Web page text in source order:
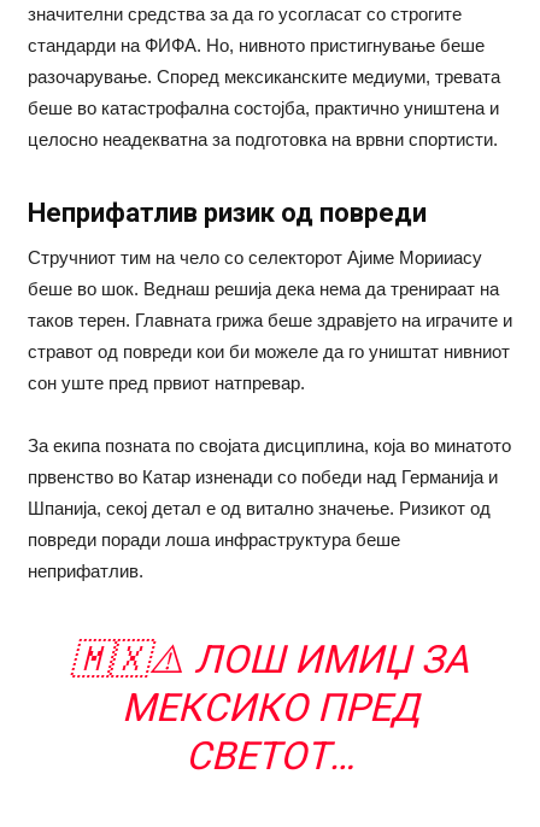
значителни средства за да го усогласат со строгите
стандарди на ФИФА. Но, нивното пристигнување беше
разочарување. Според мексиканските медиуми, тревата
беше во катастрофална состојба, практично уништена и
целосно неадекватна за подготовка на врвни спортисти.
Неприфатлив ризик од повреди
Стручниот тим на чело со селекторот Ајиме Морииасу
беше во шок. Веднаш решија дека нема да тренираат на
таков терен. Главната грижа беше здравјето на играчите и
стравот од повреди кои би можеле да го уништат нивниот
сон уште пред првиот натпревар.
За екипа позната по својата дисциплина, која во минатото
првенство во Катар изненади со победи над Германија и
Шпанија, секој детал е од витално значење. Ризикот од
повреди поради лоша инфраструктура беше
неприфатлив.
🇲🇽⚠️ ЛОШ ИМИЏ ЗА
МЕКСИКО ПРЕД
СВЕТОТ…